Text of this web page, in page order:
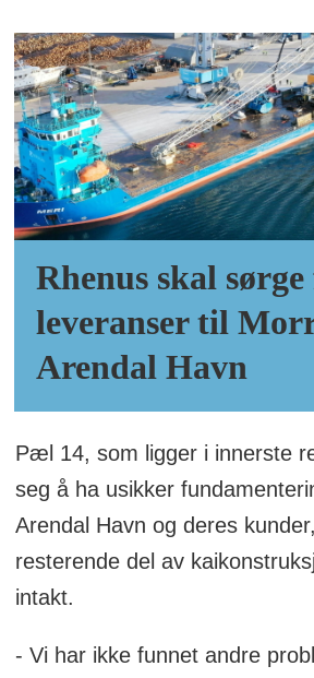
Rhenus skal
leveranser til
Arendal Havn
Pæl 14, som ligger i innerste
seg å ha usikker
Arendal Havn og deres
resterende del av
intakt.
- Vi har ikke funnet andre